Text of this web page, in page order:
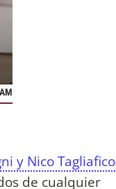
y Nico Tagliafico
de cualquier